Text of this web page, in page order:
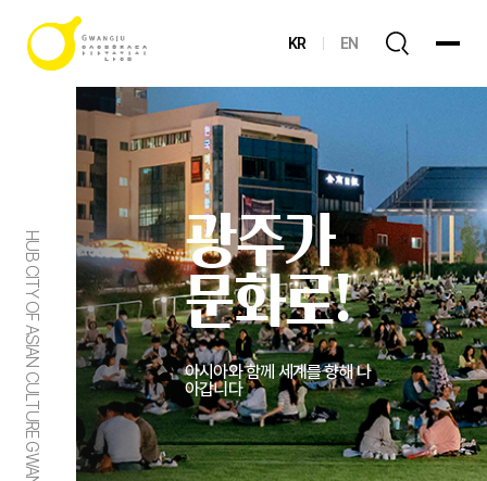
KR EN
HUB CITY OF ASIAN CULTURE GWANGJU
광주가
문화로!
아시아와 함께 세계를 향해 나
아갑니다